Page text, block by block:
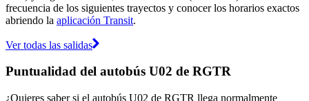
frecuencia de los siguientes trayectos y conocer los horarios exactos
abriendo la aplicación Transit.
Ver todas las salidas
Puntualidad del autobús U02 de RGTR
¿Quieres saber si el autobús U02 de RGTR llega normalmente